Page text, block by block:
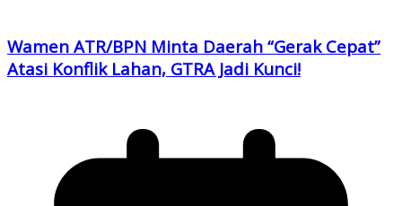
Wamen ATR/BPN Minta Daerah “Gerak Cepat”
Atasi Konflik Lahan, GTRA Jadi Kunci!